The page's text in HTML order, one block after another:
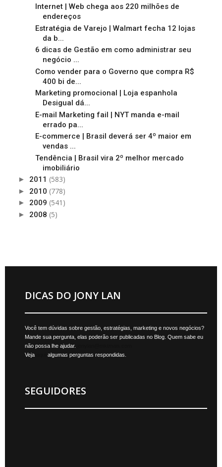
Internet | Web chega aos 220 milhões de
endereços
Estratégia de Varejo | Walmart fecha 12 lojas
da b...
6 dicas de Gestão em como administrar seu
negócio ...
Como vender para o Governo que compra R$
400 bi de...
Marketing promocional | Loja espanhola
Desigual dá...
E-mail Marketing fail | NYT manda e-mail
errado pa...
E-commerce | Brasil deverá ser 4º maior em
vendas ...
Tendência | Brasil vira 2º melhor mercado
imobiliário
► 2011 (583)
► 2010 (778)
► 2009 (541)
► 2008 (5)
DICAS DO JONY LAN
Você tem dúvidas sobre gestão, estratégias, marketing e novos negócios?
Mande sua pergunta, elas poderão ser publicadas no Blog. Quem sabe eu
não possa lhe ajudar.
Veja
algumas perguntas respondidas.
SEGUIDORES